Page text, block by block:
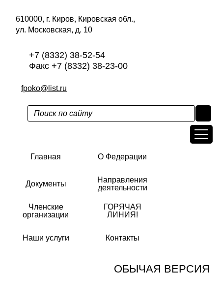
610000, г. Киров, Кировская обл.,
ул. Московская, д. 10
+7 (8332) 38-52-54
Факс +7 (8332) 38-23-00
fpoko@list.ru
Главная О Федерации
Документы
Направления
деятельности
Членские
организации
ГОРЯЧАЯ
ЛИНИЯ!
Наши услуги Контакты
ОБЫЧАЯ ВЕРСИЯ